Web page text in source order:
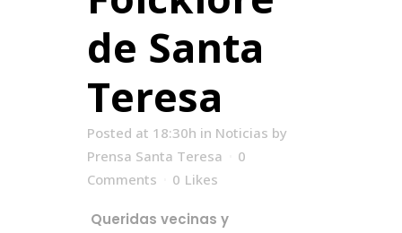
de Santa
Teresa
Posted at 18:30h in Noticias by
Prensa Santa Teresa
0
Comments
0 Likes
Queridas vecinas y